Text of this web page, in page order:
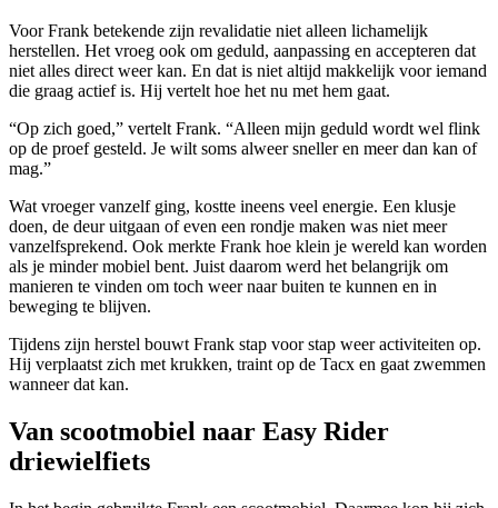
Voor Frank betekende zijn revalidatie niet alleen lichamelijk
herstellen. Het vroeg ook om geduld, aanpassing en accepteren dat
niet alles direct weer kan. En dat is niet altijd makkelijk voor iemand
die graag actief is. Hij vertelt hoe het nu met hem gaat.
“Op zich goed,” vertelt Frank. “Alleen mijn geduld wordt wel flink
op de proef gesteld. Je wilt soms alweer sneller en meer dan kan of
mag.”
Wat vroeger vanzelf ging, kostte ineens veel energie. Een klusje
doen, de deur uitgaan of even een rondje maken was niet meer
vanzelfsprekend. Ook merkte Frank hoe klein je wereld kan worden
als je minder mobiel bent. Juist daarom werd het belangrijk om
manieren te vinden om toch weer naar buiten te kunnen en in
beweging te blijven.
Tijdens zijn herstel bouwt Frank stap voor stap weer activiteiten op.
Hij verplaatst zich met krukken, traint op de Tacx en gaat zwemmen
wanneer dat kan.
Van scootmobiel naar Easy Rider
driewielfiets